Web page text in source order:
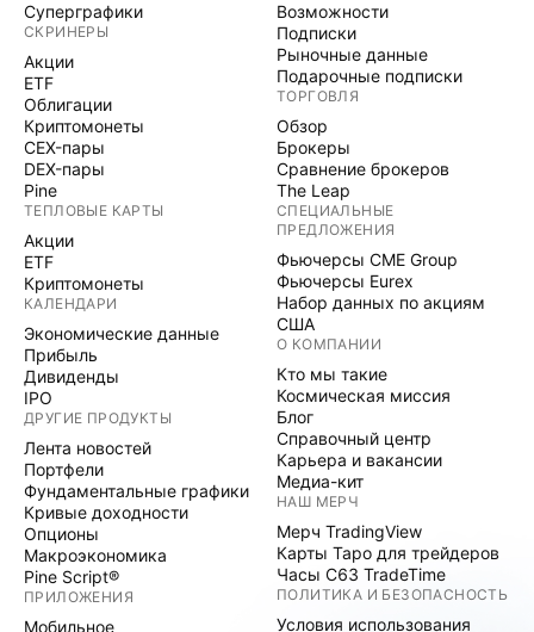
Суперграфики
СКРИНЕРЫ
Акции
ETF
Облигации
Криптомонеты
CEX-пары
DEX-пары
Pine
ТЕПЛОВЫЕ КАРТЫ
Акции
ETF
Криптомонеты
КАЛЕНДАРИ
Экономические данные
Прибыль
Дивиденды
IPO
ДРУГИЕ ПРОДУКТЫ
Лента новостей
Портфели
Фундаментальные графики
Кривые доходности
Опционы
Макроэкономика
Pine Script®
ПРИЛОЖЕНИЯ
Мобильное
Возможности
Подписки
Рыночные данные
Подарочные подписки
ТОРГОВЛЯ
Обзор
Брокеры
Сравнение брокеров
The Leap
СПЕЦИАЛЬНЫЕ
ПРЕДЛОЖЕНИЯ
Фьючерсы CME Group
Фьючерсы Eurex
Набор данных по акциям
США
О КОМПАНИИ
Кто мы такие
Космическая миссия
Блог
Справочный центр
Карьера и вакансии
Медиа-кит
НАШ МЕРЧ
Мерч TradingView
Карты Таро для трейдеров
Часы C63 TradeTime
ПОЛИТИКА И БЕЗОПАСНОСТЬ
Условия использования